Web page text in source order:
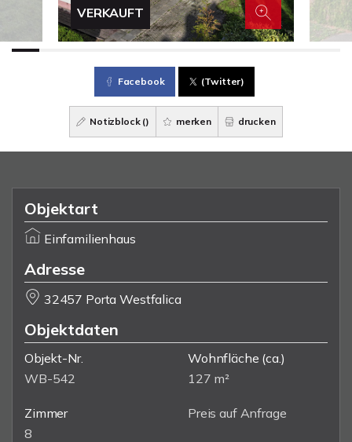
VERKAUFT
Facebook (Twitter)
Notizblock () merken drucken
Objektart
Einfamilienhaus
Adresse
32457 Porta Westfalica
Objektdaten
Objekt-Nr.
WB-542
Wohnfläche (ca.)
127 m²
Zimmer
8
Preis auf Anfrage